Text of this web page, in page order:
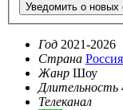
Уведомить о новых
Год 2021-2026
Страна Россия
Жанр Шоу
Длительность
Телеканал